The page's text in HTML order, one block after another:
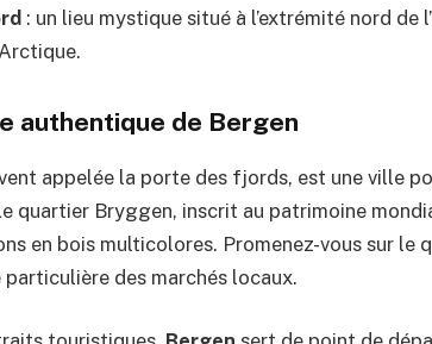
: un lieu mystique situé à l’extrémité nord
authentique de Bergen
appelée la porte des fjords, est une ville
quartier Bryggen, inscrit au patrimoine
en bois multicolores. Promenez-vous sur le
particulière des marchés locaux.